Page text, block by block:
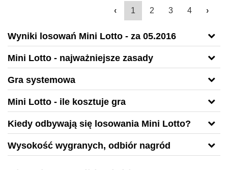
‹ 1 2 3 4 ›
Wyniki losowań Mini Lotto - za 05.2016
Mini Lotto - najważniejsze zasady
Gra systemowa
Mini Lotto - ile kosztuje gra
Kiedy odbywają się losowania Mini Lotto?
Wysokość wygranych, odbiór nagród